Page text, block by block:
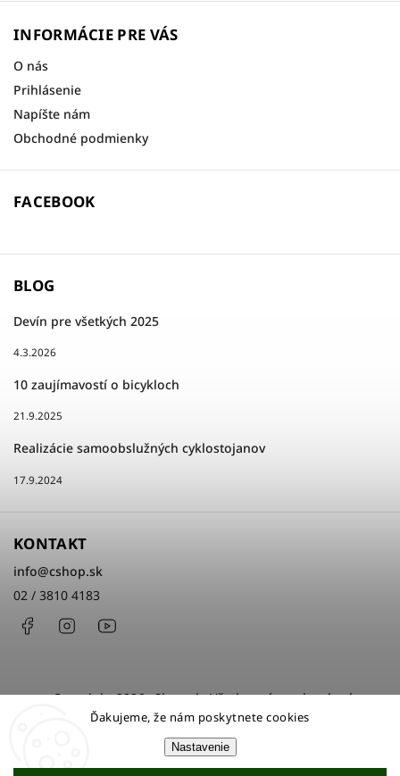
Ďakujeme, že nám poskytnete cookies
Nastavenie
INFORMÁCIE PRE VÁS
O nás
Prihlásenie
Napíšte nám
Obchodné podmienky
FACEBOOK
BLOG
Devín pre všetkých 2025
4.3.2026
10 zaujímavostí o bicykloch
21.9.2025
Realizácie samoobslužných cyklostojanov
17.9.2024
KONTAKT
info@cshop.sk
02 / 3810 4183
FacebookInstagram
Copyright 2026cShop.sk. Všetky práva vyhradené.
Upraviť nastavenie cookies
Grafický návrh vytvořil a nakódoval